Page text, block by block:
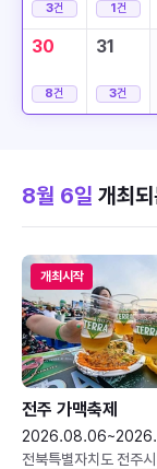
3건 1건
30
8건
31
3건
8월 6일 개최
개최시작
전주 가맥축제
전북특별자치도 전주시